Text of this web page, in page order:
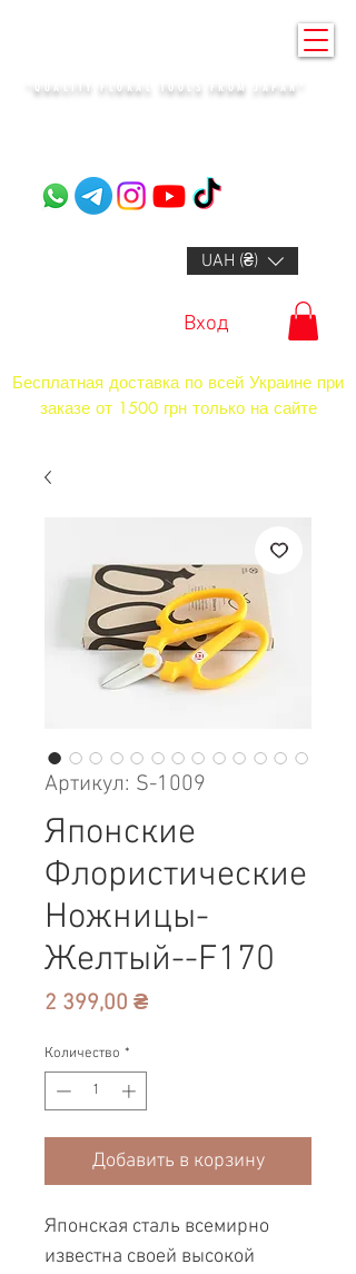
"QUALITY FLORAL TOOLS FROM JAPAN"​
UAH (₴)
Вход
Бесплатная доставка по всей Украине при
заказе от 1500 грн только на сайте
Артикул: S-1009
Японские
Флористические
Ножницы-
Желтый--F170
2 399,00 ₴Цена
Количество *
Добавить в корзину
Японская сталь всемирно
известна своей высокой